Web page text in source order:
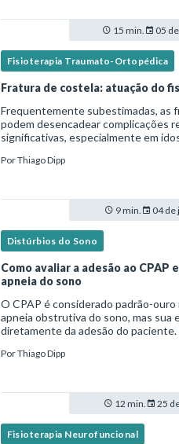
15 min. 05
Fisioterapia Traumato-Ortopédica
Fratura de costela: atuação do
Frequentemente subestimadas, as
podem desencadear complicações
significativas, especialmente em
em blogs e materiais
PorThiago Dipp
9 min. 04 de
Distúrbios do Sono
Como avaliar a adesão ao CPAP
apneia do sono
O CPAP é considerado padrão-
apneia obstrutiva do sono, mas sua
diretamente da adesão do paciente.
realidade frequente. Diante disso,
PorThiago Dipp
12 min. 25
Fisioterapia Neurofuncional